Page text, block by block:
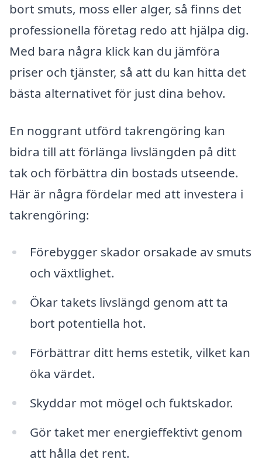
bort smuts, moss eller alger, så finns det
professionella företag redo att hjälpa dig.
Med bara några klick kan du jämföra
priser och tjänster, så att du kan hitta det
bästa alternativet för just dina behov.
En noggrant utförd takrengöring kan
bidra till att förlänga livslängden på ditt
tak och förbättra din bostads utseende.
Här är några fördelar med att investera i
takrengöring:
Förebygger skador orsakade av smuts
och växtlighet.
Ökar takets livslängd genom att ta
bort potentiella hot.
Förbättrar ditt hems estetik, vilket kan
öka värdet.
Skyddar mot mögel och fuktskador.
Gör taket mer energieffektivt genom
att hålla det rent.